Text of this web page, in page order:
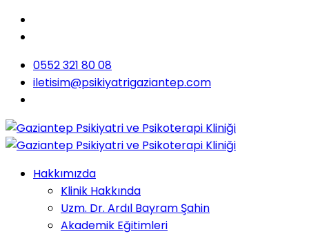
0552 321 80 08
iletisim@psikiyatrigaziantep.com
Hakkımızda
Klinik Hakkında
Uzm. Dr. Ardıl Bayram Şahin
Akademik Eğitimleri